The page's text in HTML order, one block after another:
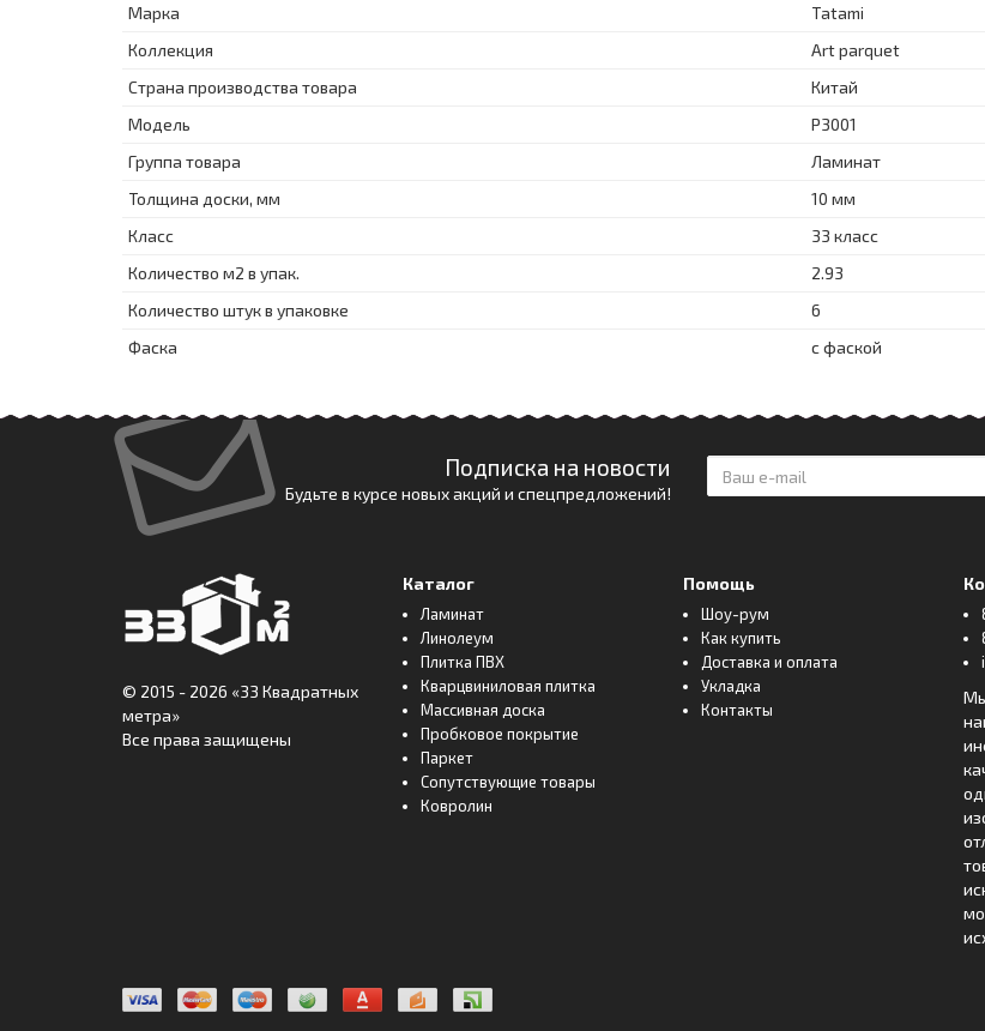
Марка
Tatami
Коллекция
Art parquet
Страна производства товара
Китай
Модель
P3001
Группа товара
Ламинат
Толщина доски, мм
10 мм
Класс
33 класс
Количество м2 в упак.
2.93
Количество штук в упаковке
6
Фаска
с фаской
Подписка на новости
Будьте в курсе новых акций и спецпредложений!
© 2015 - 2026 «33 Квадратных
метра»
Все права защищены
Каталог
Ламинат
Линолеум
Плитка ПВХ
Кварцвиниловая плитка
Массивная доска
Пробковое покрытие
Паркет
Сопутствующие товары
Ковролин
Помощь
Шоу-рум
Как купить
Доставка и оплата
Укладка
Контакты